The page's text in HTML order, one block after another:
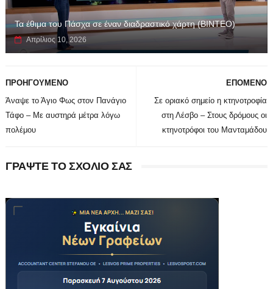
Τα έθιμα του Πάσχα σε έναν διαδραστικό χάρτη (ΒΙΝΤΕΟ)
Απρίλιος 10, 2026
ΕΠΟΜΕΝΟ
Σε οριακό σημείο η κτηνοτροφία
στη Λέσβο – Στους δρόμους οι
κτηνοτρόφοι του Μανταμάδου
ΠΡΟΗΓΟΥΜΕΝΟ
Άναψε το Άγιο Φως στον Πανάγιο
Τάφο – Με αυστηρά μέτρα λόγω
πολέμου
ΓΡΑΨΤΕ ΤΟ ΣΧΟΛΙΟ ΣΑΣ